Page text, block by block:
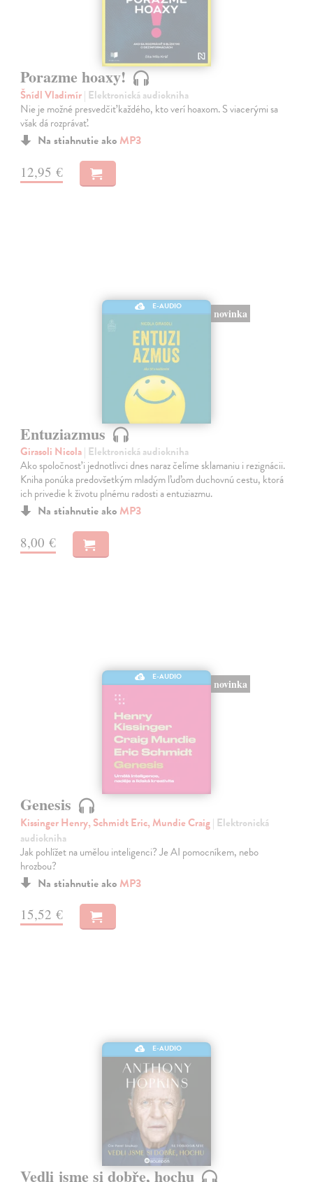
Porazme hoaxy!
Šnídl Vladimír| Elektronická audiokniha
Nie je možné presvedčiť každého, kto verí hoaxom. S viacerými sa
však dá rozprávať.
Na stiahnutie ako MP3
12,95 €
E-AUDIO
novinka
Entuziazmus
Girasoli Nicola| Elektronická audiokniha
Ako spoločnosť i jednotlivci dnes naraz čelíme sklamaniu i rezignácii.
Kniha ponúka predovšetkým mladým ľuďom duchovnú cestu, ktorá
ich privedie k životu plnému radosti a entuziazmu.
Na stiahnutie ako MP3
8,00 €
E-AUDIO
novinka
Genesis
Kissinger Henry, Schmidt Eric, Mundie Craig| Elektronická
audiokniha
Jak pohlížet na umělou inteligenci? Je AI pomocníkem, nebo
hrozbou?
Na stiahnutie ako MP3
15,52 €
E-AUDIO
Vedli jsme si dobře, hochu